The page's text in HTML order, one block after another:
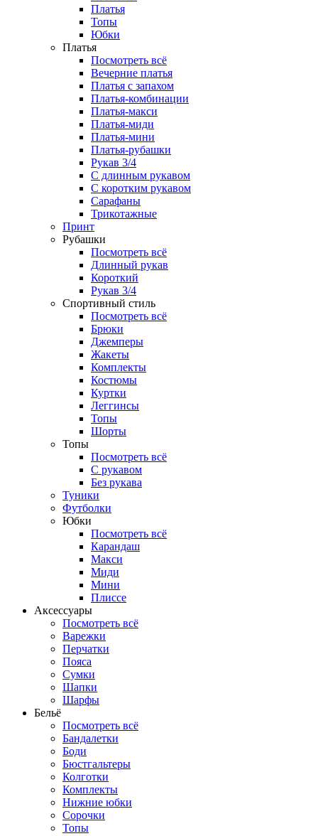
Платья
Топы
Юбки
Платья
Посмотреть всё
Вечерние платья
Платья с запахом
Платья-комбинации
Платья-макси
Платья-миди
Платья-мини
Платья-рубашки
Рукав 3/4
С длинным рукавом
С коротким рукавом
Сарафаны
Трикотажные
Принт
Рубашки
Посмотреть всё
Длинный рукав
Короткий
Рукав 3/4
Спортивный стиль
Посмотреть всё
Брюки
Джемперы
Жакеты
Комплекты
Костюмы
Куртки
Леггинсы
Топы
Шорты
Топы
Посмотреть всё
C рукавом
Без рукава
Туники
Футболки
Юбки
Посмотреть всё
Карандаш
Макси
Миди
Мини
Плиссе
Аксессуары
Посмотреть всё
Варежки
Перчатки
Пояса
Сумки
Шапки
Шарфы
Бельё
Посмотреть всё
Бандалетки
Боди
Бюстгальтеры
Колготки
Комплекты
Нижние юбки
Сорочки
Топы